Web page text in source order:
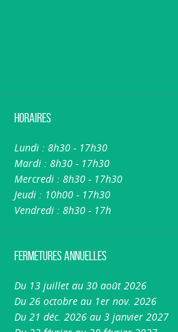
Horaires
Lundi : 8h30 - 17h30
Mardi : 8h30 - 17h30
Mercredi : 8h30 - 17h30
Jeudi : 10h00 - 17h30
Vendredi : 8h30 - 17h
Fermetures annuelles
Du 13 juillet au 30 août 2026
Du 26 octobre au 1er nov. 2026
Du 21 déc. 2026 au 3 janvier 2027